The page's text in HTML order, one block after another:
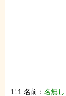
111 名前： 名無し